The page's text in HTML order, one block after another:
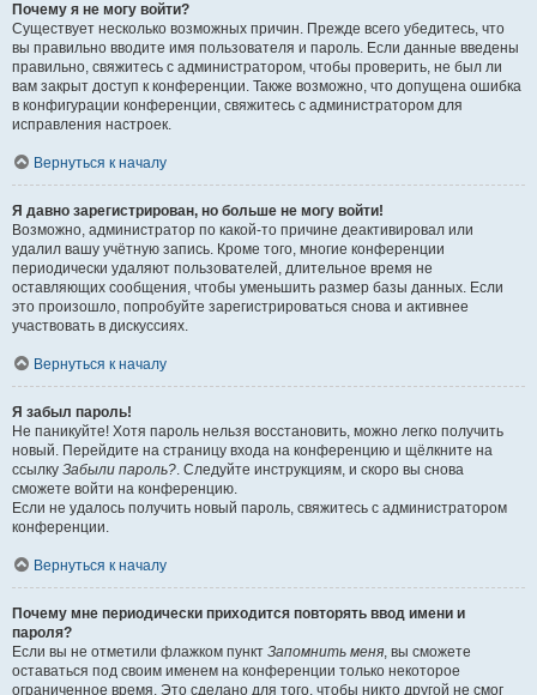
Почему я не могу войти?
Существует несколько возможных причин. Прежде всего убедитесь, что
вы правильно вводите имя пользователя и пароль. Если данные введены
правильно, свяжитесь с администратором, чтобы проверить, не был ли
вам закрыт доступ к конференции. Также возможно, что допущена ошибка
в конфигурации конференции, свяжитесь с администратором для
исправления настроек.
Вернуться к началу
Я давно зарегистрирован, но больше не могу войти!
Возможно, администратор по какой-то причине деактивировал или
удалил вашу учётную запись. Кроме того, многие конференции
периодически удаляют пользователей, длительное время не
оставляющих сообщения, чтобы уменьшить размер базы данных. Если
это произошло, попробуйте зарегистрироваться снова и активнее
участвовать в дискуссиях.
Вернуться к началу
Я забыл пароль!
Не паникуйте! Хотя пароль нельзя восстановить, можно легко получить
новый. Перейдите на страницу входа на конференцию и щёлкните на
ссылку Забыли пароль?. Следуйте инструкциям, и скоро вы снова
сможете войти на конференцию.
Если не удалось получить новый пароль, свяжитесь с администратором
конференции.
Вернуться к началу
Почему мне периодически приходится повторять ввод имени и
пароля?
Если вы не отметили флажком пункт Запомнить меня, вы сможете
оставаться под своим именем на конференции только некоторое
ограниченное время. Это сделано для того, чтобы никто другой не смог